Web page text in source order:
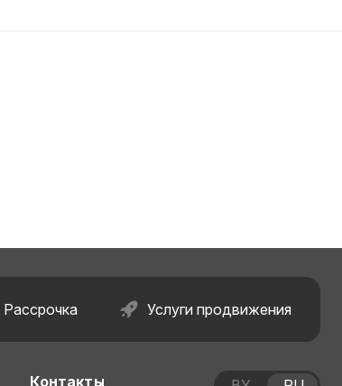
Рассрочка Услуги продвижения
Контакты